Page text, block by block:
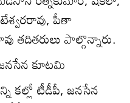
పీతా
తదితరులు పాల్గొన్నారు.
కూటమి
కల్లో టీడీపీ, జనసేన